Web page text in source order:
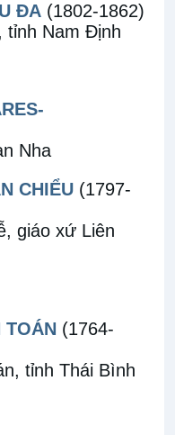
ĐA (1802-1862)
tỉnh Nam Định
Nha
CHIỂU (1797-
giáo xứ Liên
(1764-
tỉnh Thái Bình